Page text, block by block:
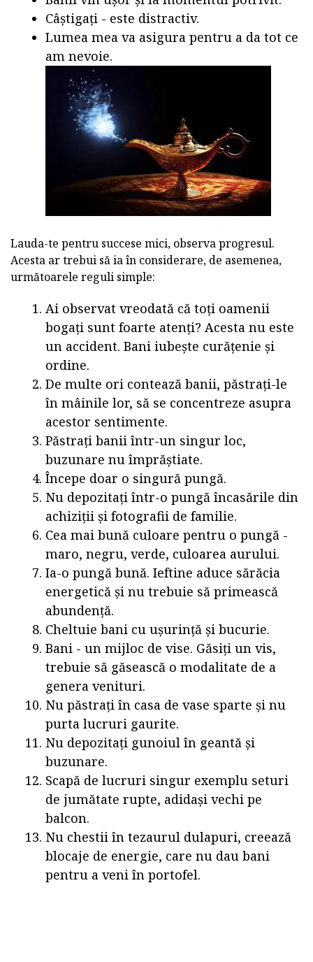
Câștigați - este distractiv.
Lumea mea va asigura pentru a da tot ce
am nevoie.
Lauda-te pentru succese mici, observa progresul.
Acesta ar trebui să ia în considerare, de asemenea,
următoarele reguli simple:
Ai observat vreodată că toți oamenii
bogați sunt foarte atenți? Acesta nu este
un accident. Bani iubește curățenie și
ordine.
De multe ori contează banii, păstrați-le
în mâinile lor, să se concentreze asupra
acestor sentimente.
Păstrați banii într-un singur loc,
buzunare nu împrăștiate.
Începe doar o singură pungă.
Nu depozitați într-o pungă încasările din
achiziții și fotografii de familie.
Cea mai bună culoare pentru o pungă -
maro, negru, verde, culoarea aurului.
Ia-o pungă bună. Ieftine aduce sărăcia
energetică și nu trebuie să primească
abundență.
Cheltuie bani cu ușurință și bucurie.
Bani - un mijloc de vise. Găsiți un vis,
trebuie să găsească o modalitate de a
genera venituri.
Nu păstrați în casa de vase sparte și nu
purta lucruri gaurite.
Nu depozitați gunoiul în geantă și
buzunare.
Scapă de lucruri singur exemplu seturi
de jumătate rupte, adidași vechi pe
balcon.
Nu chestii în tezaurul dulapuri, creează
blocaje de energie, care nu dau bani
pentru a veni în portofel.